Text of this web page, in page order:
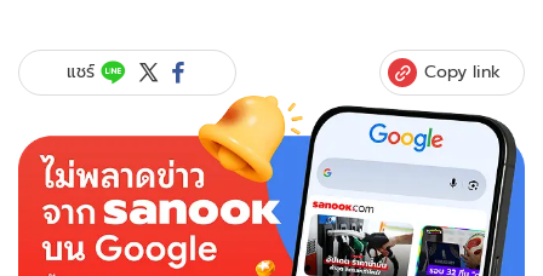
จิตใจ
ร้าน
โชว์
ผล
งาน
ชาว
เน็ต
แชร์ Copy link